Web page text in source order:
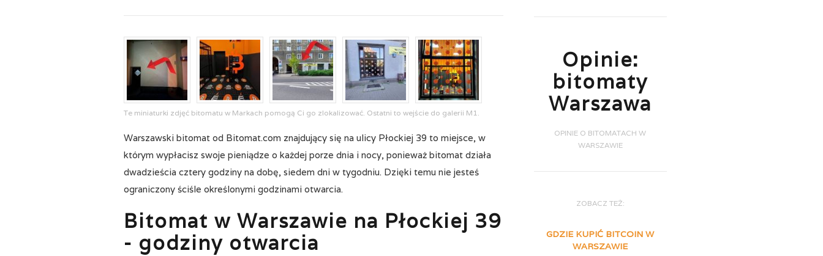
Te miniaturki zdjęć bitomatu w Markach pomogą Ci go zlokalizować. Ostatni to wejście do galerii M1.
Warszawski bitomat od Bitomat.com znajdujący się na ulicy Płockiej 39 to miejsce, w
którym wypłacisz swoje pieniądze o każdej porze dnia i nocy, ponieważ bitomat działa
dwadzieścia cztery godziny na dobę, siedem dni w tygodniu. Dzięki temu nie jesteś
ograniczony ściśle określonymi godzinami otwarcia.
Bitomat w Warszawie na Płockiej 39
- godziny otwarcia
Opinie:
bitomaty
Warszawa
OPINIE O BITOMATACH W
WARSZAWIE
ZOBACZ TEŻ:
GDZIE KUPIĆ BITCOIN W
WARSZAWIE